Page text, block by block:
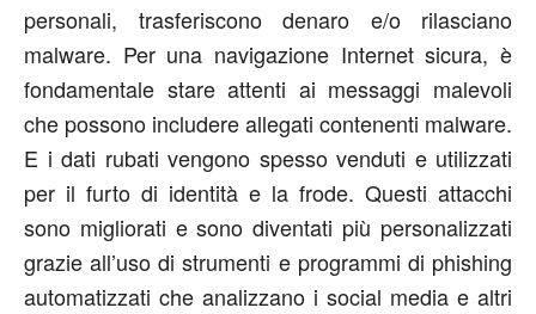
personali, trasferiscono denaro e/o rilasciano
malware. Per una navigazione Internet sicura, è
fondamentale stare attenti ai messaggi malevoli
che possono includere allegati contenenti malware.
E i dati rubati vengono spesso venduti e utilizzati
per il furto di identità e la frode. Questi attacchi
sono migliorati e sono diventati più personalizzati
grazie all’uso di strumenti e programmi di phishing
automatizzati che analizzano i social media e altri